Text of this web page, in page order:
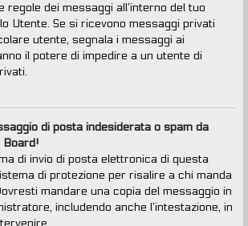
regole dei messaggi all’interno del tuo
Utente. Se si ricevono messaggi privati
utente, segnala i messaggi ai
il potere di impedire a un utente di
di posta indesiderata o spam da
Board!
di invio di posta elettronica di questa
di protezione per risalire a chi manda
mandare una copia del messaggio in
includendo anche l’intestazione, in